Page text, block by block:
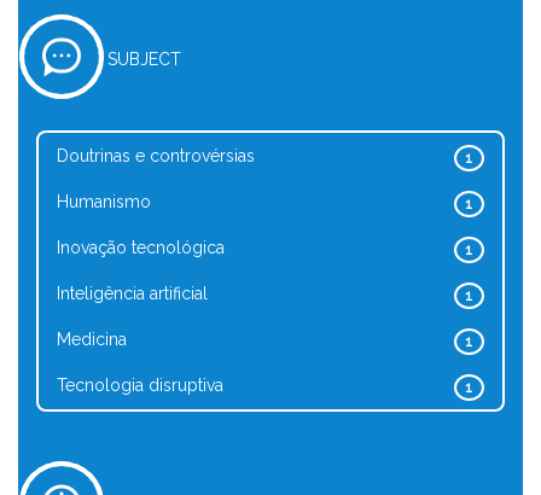
SUBJECT
1
Doutrinas e controvérsias
1
Humanismo
1
Inovação tecnológica
1
Inteligência artificial
1
Medicina
1
Tecnologia disruptiva